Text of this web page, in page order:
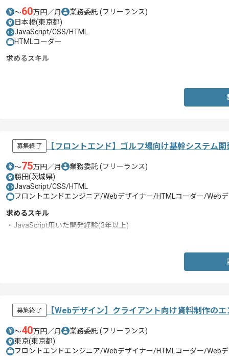
〜60万円／月 業務委託 (フリーランス)
日本橋(東京都)
JavaScript/CSS/HTML
HTMLコーダー
求めるスキル
募集終了 【フロントエンド】ゴルフ場向け基幹システム
〜75万円／月 業務委託 (フリーランス)
勝田(茨城県)
JavaScript/CSS/HTML
フロントエンドエンジニア/Webデザイナー/HTMLコーダー/Web
求めるスキル
・JavaScript用いた開発経験(3年以上)
募集終了 【Webデザイン】クライアント向け資料制作の
〜40万円／月 業務委託 (フリーランス)
東京(東京都)
フロントエンドエンジニア/Webデザイナー/HTMLコーダー/Web